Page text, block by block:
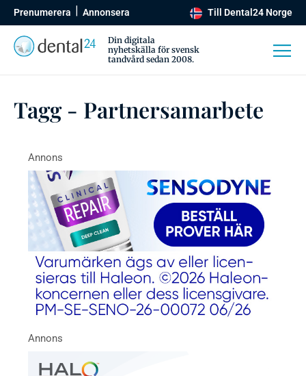
Prenumerera Annonsera Till Dental24 Norge
Din digitala
nyhetskälla för svensk
tandvård sedan 2008.
Tagg - Partnersamarbete